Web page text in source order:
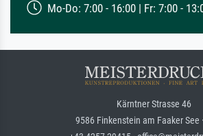
Mo-Do: 7:00 - 16:00 | Fr: 7:00 -
Kärntner Strasse 46
9586 Finkenstein am Faaker See